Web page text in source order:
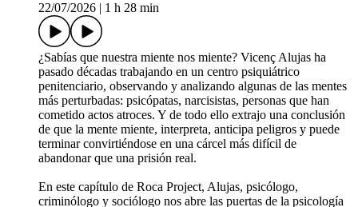
22/07/2026
1 h 28 min
¿Sabías que nuestra miente nos miente? Vicenç Alujas ha
pasado décadas trabajando en un centro psiquiátrico
penitenciario, observando y analizando algunas de las mentes
más perturbadas: psicópatas, narcisistas, personas que han
cometido actos atroces. Y de todo ello extrajo una conclusión
de que la mente miente, interpreta, anticipa peligros y puede
terminar convirtiéndose en una cárcel más difícil de
abandonar que una prisión real.
En este capítulo de Roca Project, Alujas, psicólogo,
criminólogo y sociólogo nos abre las puertas de la psicología